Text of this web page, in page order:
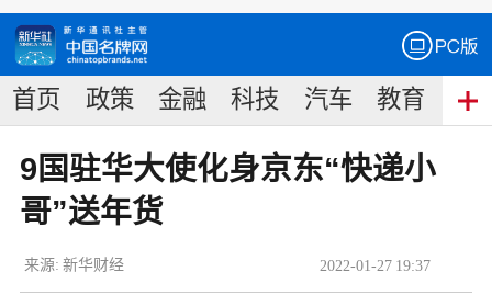
首页 政策 金融 科技 汽车 教育 食
9国驻华大使化身京东“快递小
哥”送年货
2022-01-27 19:37
来源: 新华财经